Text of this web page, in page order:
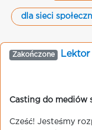
dla sieci
Zakończone
Casting do mediów
Cześć! Jesteśmy